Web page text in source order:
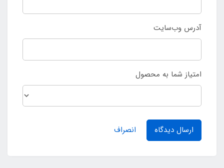
آدرس وب‌سایت
امتیاز شما به محصول
ارسال دیدگاه انصراف